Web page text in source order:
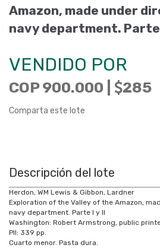
Amazon, made under
navy department. Parte
VENDIDO POR
COP 900.000 | 285
Comparta este lote
Descripción del lote
Herdon, WM Lewis & Gibbon, Lardner
Exploration of the Valley of the Amazon,
navy department. Parte I y II
Washington: Robert Armstrong, public
PII: 339 pp.
Cuarto menor. Pasta dura.